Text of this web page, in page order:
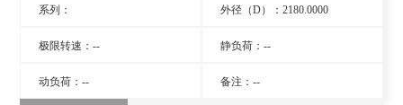
系列： 外径（D）：2180.0000
极限转速：-- 静负荷：--
动负荷：-- 备注：--